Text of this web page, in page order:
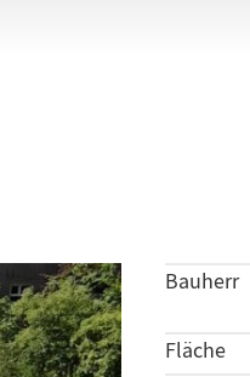
Bauherr
Fläche